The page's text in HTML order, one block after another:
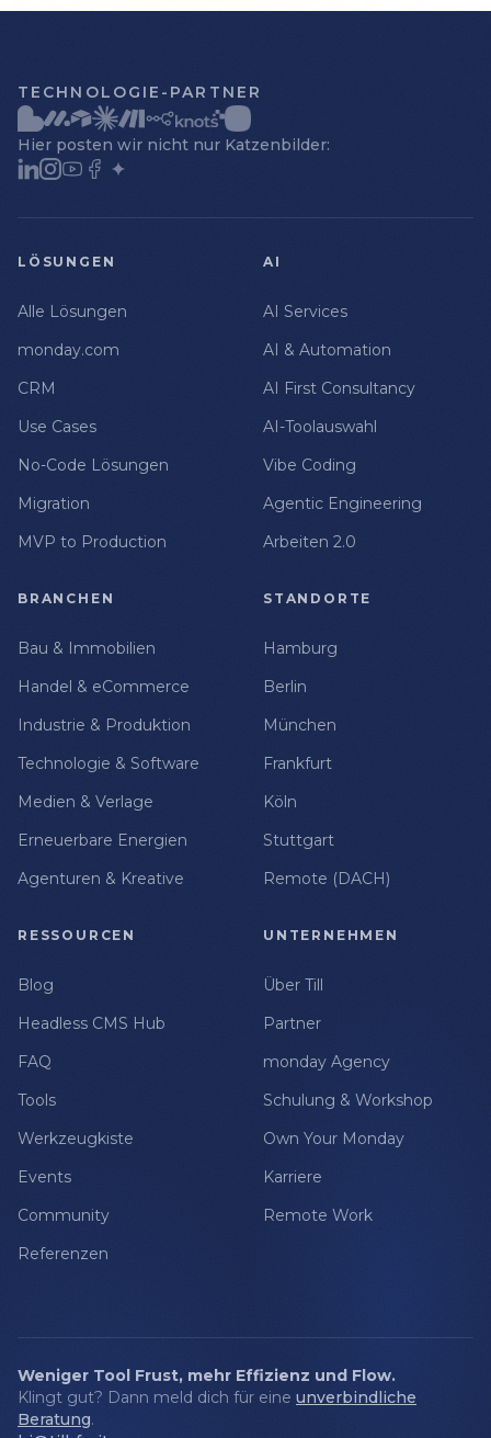
TECHNOLOGIE-PARTNER
Hier posten wir nicht nur Katzenbilder:
LÖSUNGEN
Alle Lösungen
monday.com
CRM
Use Cases
No-Code Lösungen
Migration
MVP to Production
AI
AI Services
AI & Automation
AI First Consultancy
AI-Toolauswahl
Vibe Coding
Agentic Engineering
Arbeiten 2.0
BRANCHEN
Bau & Immobilien
Handel & eCommerce
Industrie & Produktion
Technologie & Software
Medien & Verlage
Erneuerbare Energien
Agenturen & Kreative
STANDORTE
Hamburg
Berlin
München
Frankfurt
Köln
Stuttgart
Remote (DACH)
RESSOURCEN
Blog
Headless CMS Hub
FAQ
Tools
Werkzeugkiste
Events
Community
Referenzen
UNTERNEHMEN
Über Till
Partner
monday Agency
Schulung & Workshop
Own Your Monday
Karriere
Remote Work
Weniger Tool Frust, mehr Effizienz und Flow.
Klingt gut? Dann meld dich für eine unverbindliche
Beratung.